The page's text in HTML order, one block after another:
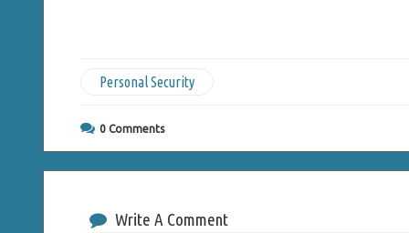
Personal Security
0 Comments
Write A Comment